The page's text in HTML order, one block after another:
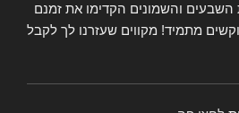
השבעים והשמונים הקדימו את זמנם
מתמיד! מקווים שעזרנו לך לקבל